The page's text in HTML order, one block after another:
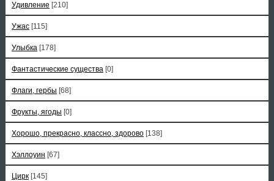
Удивление [210]
Ужас [115]
Улыбка [178]
Фантастические существа [0]
Флаги, гербы [68]
Фрукты, ягоды [0]
Хорошо, прекрасно, классно, здорово [138]
Хэллоуин [67]
Цирк [145]